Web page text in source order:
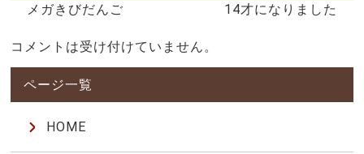
メガきびだんご 14才になりました
コメントは受け付けていません。
HOME